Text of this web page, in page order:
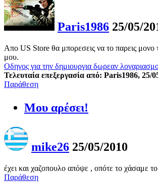
Paris1986 25/05/
Aπο US Store θα μπορεσεις να το παρεις μονο
μου.
Οδηγος για την δημιουργια δωρεαν
Τελευταία επεξεργασία από: Paris1986, 25/
Παράθεση
Μου αρέσει!
mike26 25/05/2010
έχει και χαζοπουλο απόψε , οπότε το χάσαμε
Παράθεση